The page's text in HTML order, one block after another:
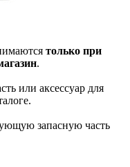
только при
.
или аксессуар для
запасную часть